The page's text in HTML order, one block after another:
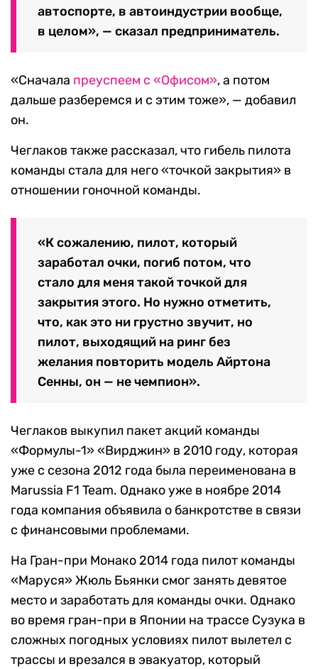
автоспорте, в автоиндустрии вообще,
в целом», — сказал предприниматель.
«Сначала преуспеем с «Офисом», а потом
дальше разберемся и с этим тоже», — добавил
он.
Чеглаков также рассказал, что гибель пилота
команды стала для него «точкой закрытия» в
отношении гоночной команды.
«К сожалению, пилот, который
заработал очки, погиб потом, что
стало для меня такой точкой для
закрытия этого. Но нужно отметить,
что, как это ни грустно звучит, но
пилот, выходящий на ринг без
желания повторить модель Айртона
Сенны, он — не чемпион».
Чеглаков выкупил пакет акций команды
«Формулы-1» «Вирджин» в 2010 году, которая
уже с сезона 2012 года была переименована в
Marussia F1 Team. Однако уже в ноябре 2014
года компания объявила о банкротстве в связи
с финансовыми проблемами.
На Гран-при Монако 2014 года пилот команды
«Маруся» Жюль Бьянки смог занять девятое
место и заработать для команды очки. Однако
во время гран-при в Японии на трассе Сузука в
сложных погодных условиях пилот вылетел с
трассы и врезался в эвакуатор, который